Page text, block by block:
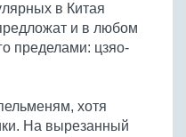
в Китая
и в любом
пределами: цзяо-
хотя
На вырезанный